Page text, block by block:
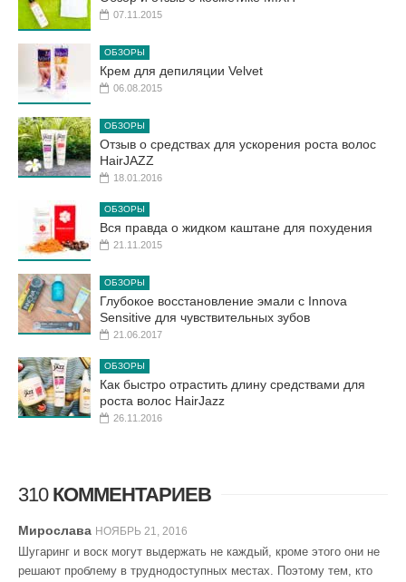
07.11.2015
ОБЗОРЫ
Крем для депиляции Velvet
06.08.2015
ОБЗОРЫ
Отзыв о средствах для ускорения роста волос
HairJAZZ
18.01.2016
ОБЗОРЫ
Вся правда о жидком каштане для похудения
21.11.2015
ОБЗОРЫ
Глубокое восстановление эмали с Innova
Sensitive для чувствительных зубов
21.06.2017
ОБЗОРЫ
Как быстро отрастить длину средствами для
роста волос HairJazz
26.11.2016
310 КОММЕНТАРИЕВ
Мирослава НОЯБРЬ 21, 2016
Шугаринг и воск могут выдержать не каждый, кроме этого они не
решают проблему в труднодоступных местах. Поэтому тем, кто